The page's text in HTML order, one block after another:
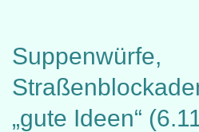
Suppenwürfe,
„gute Ideen“